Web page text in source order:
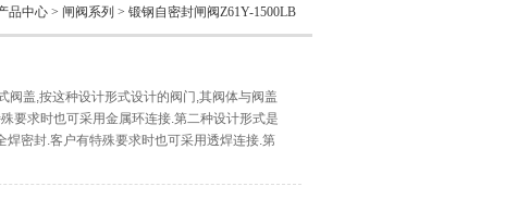
品中心 > 闸阀系列 > 锻钢自密封闸阀Z61Y-1500LB
盖,按这种设计形式设计的阀门,其阀体与阀盖
要求时也可采用金属环连接.第二种设计形式是
密封.客户有特殊要求时也可采用透焊连接.第
纹连接,内压自